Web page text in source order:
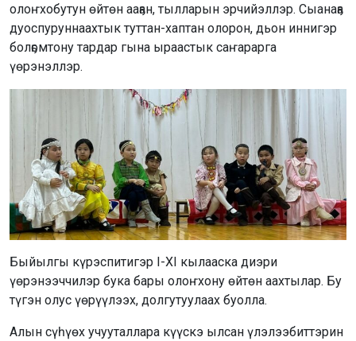
олоҥхобутун өйтөн ааҕан, тылларын эрчийэллэр. Сыанаҕа
дуоспуруннаахтык туттан-хаптан олорон, дьон иннигэр
болҕомтону тардар гына ыраастык саҥарарга
үөрэнэллэр.
Быйылгы күрэспитигэр I-XI кылааска диэри
үөрэнээччилэр бука бары олоҥхону өйтөн аахтылар. Бу
түгэн олус үөрүүлээх, долгутуулаах буолла.
Алын сүһүөх учууталлара күүскэ ылсан үлэлээбиттэрин